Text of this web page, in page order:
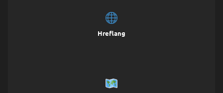
Hreflang